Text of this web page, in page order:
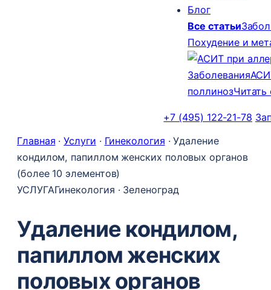
Блог
Все статьи
Похудение и
Заболевания
поллиноз
+7 (495) 122-21-78
Главная ·Услуги · Гинекология ·Удаление
кондилом, папиллом женских половых органов
(более 10 элементов)
УСЛУГАГинекология · Зеленоград
Удаление кондилом,
папиллом женских
половых органов